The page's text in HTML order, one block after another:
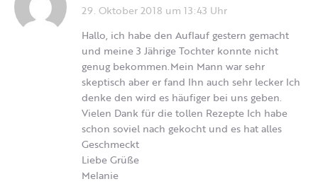
29. Oktober 2018 um 13:43 Uhr
Hallo, ich habe den Auflauf gestern gemacht
und meine 3 Jährige Tochter konnte nicht
genug bekommen.Mein Mann war sehr
skeptisch aber er fand Ihn auch sehr lecker Ich
denke den wird es häufiger bei uns geben.
Vielen Dank für die tollen Rezepte Ich habe
schon soviel nach gekocht und es hat alles
Geschmeckt
Liebe Grüße
Melanie